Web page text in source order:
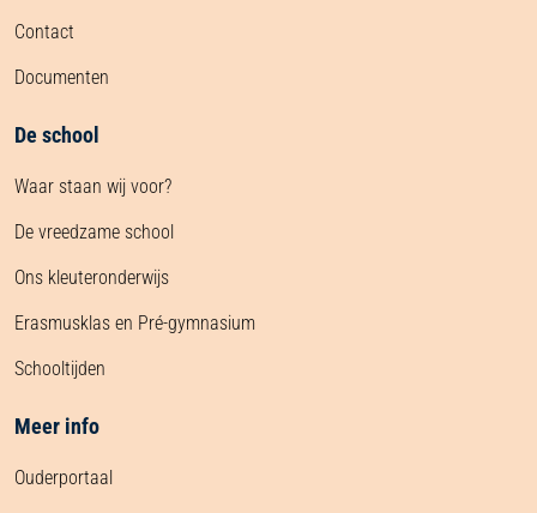
Contact
Documenten
De school
Waar staan wij voor?
De vreedzame school
Ons kleuteronderwijs
Erasmusklas en Pré-gymnasium
Schooltijden
Meer info
Ouderportaal